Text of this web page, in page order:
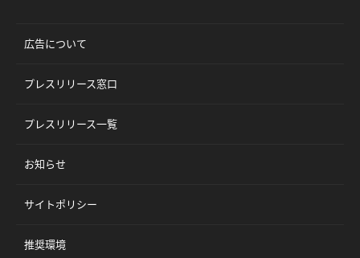
広告について
プレスリリース窓口
プレスリリース一覧
お知らせ
サイトポリシー
推奨環境